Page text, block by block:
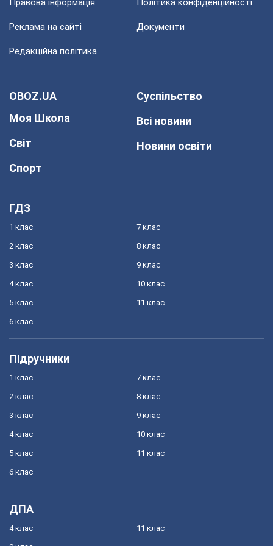
Правова інформація Політика конфіденційності
Реклама на сайті Документи
Редакційна політика
OBOZ.UA
Моя Школа
Світ
Спорт
Суспільство
Всі новини
Новини освіти
ГДЗ
1 клас
2 клас
3 клас
4 клас
5 клас
6 клас
7 клас
8 клас
9 клас
10 клас
11 клас
Підручники
1 клас
2 клас
3 клас
4 клас
5 клас
6 клас
7 клас
8 клас
9 клас
10 клас
11 клас
ДПА
4 клас 11 клас